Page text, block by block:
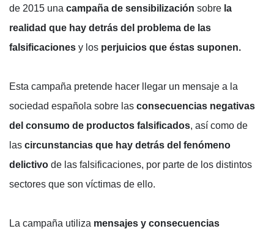
de 2015 una campaña de sensibilización sobre la
realidad que hay detrás del problema de las
falsificaciones y los perjuicios que éstas suponen.
Esta campaña pretende hacer llegar un mensaje a la
sociedad española sobre las consecuencias negativas
del consumo de productos falsificados, así como de
las circunstancias que hay detrás del fenómeno
delictivo de las falsificaciones, por parte de los distintos
sectores que son víctimas de ello.
La campaña utiliza mensajes y consecuencias